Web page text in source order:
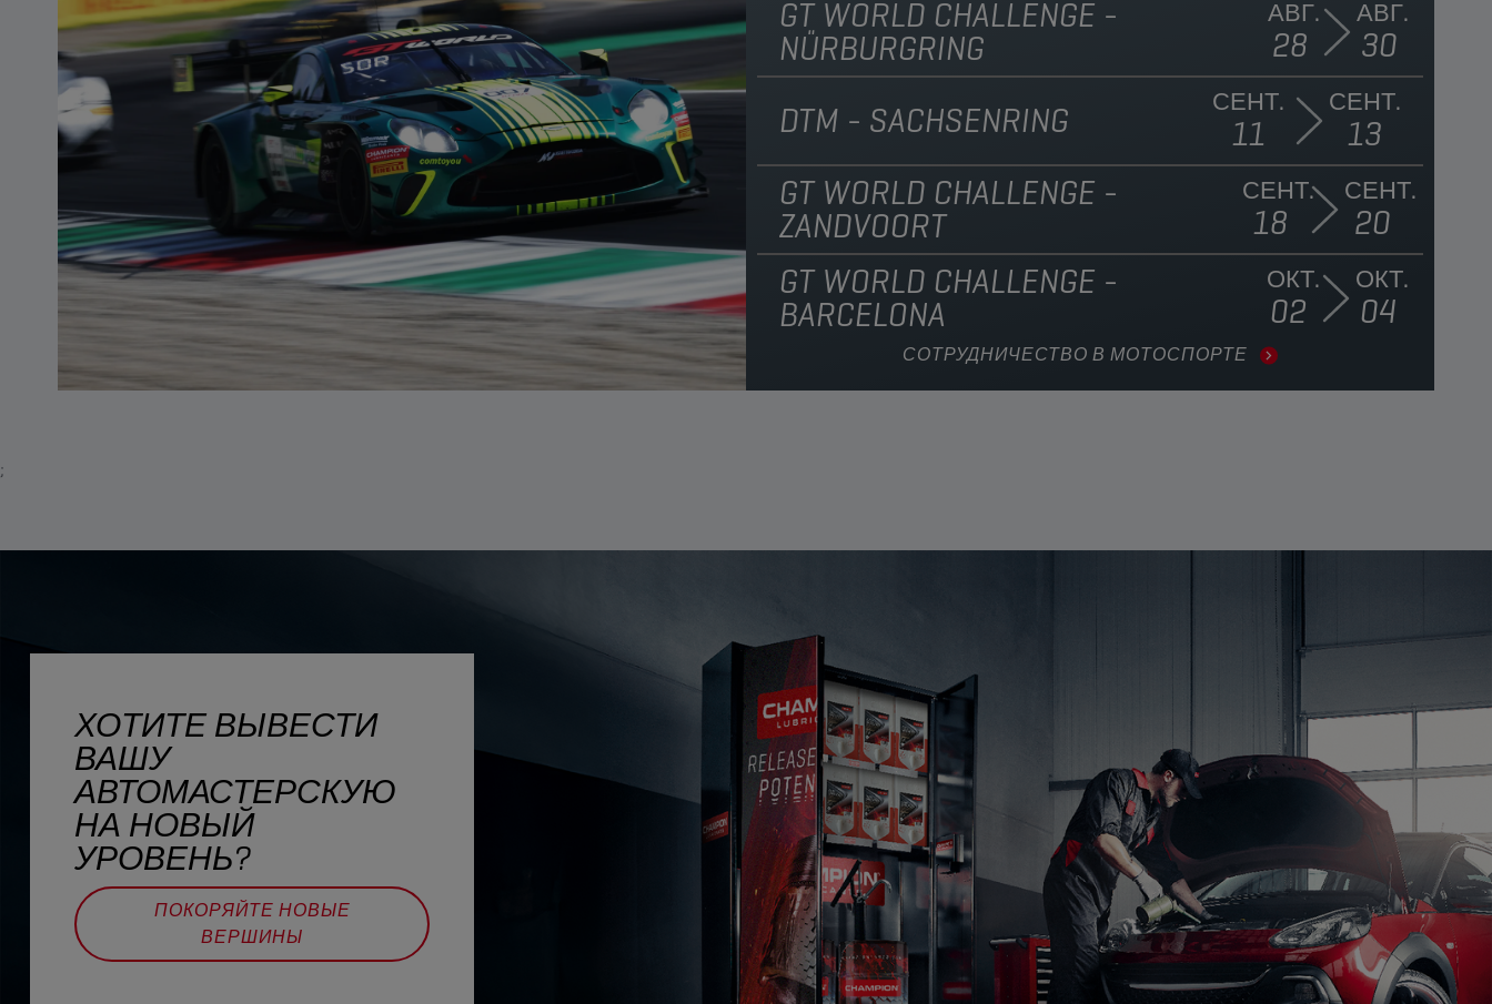
АВГ.
28
АВГ.
30
GT WORLD CHALLENGE -
NÜRBURGRING
СЕНТ.
11
СЕНТ.
13
DTM - SACHSENRING
СЕНТ.
18
СЕНТ.
20
GT WORLD CHALLENGE -
ZANDVOORT
ОКТ.
02
ОКТ.
04
GT WORLD CHALLENGE -
BARCELONA
СОТРУДНИЧЕСТВО В МОТОСПОРТЕ
;
ХОТИТЕ ВЫВЕСТИ
ВАШУ
АВТОМАСТЕРСКУЮ
НА НОВЫЙ
УРОВЕНЬ?​
ПОКОРЯЙТЕ НОВЫЕ
ВЕРШИНЫ